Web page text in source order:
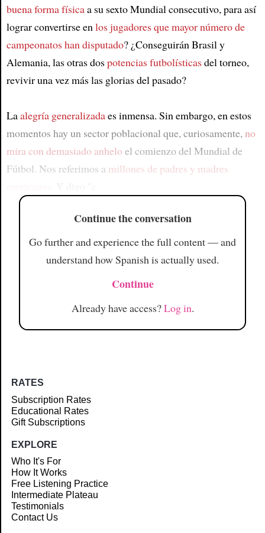
buena forma físicaa su sexto Mundial consecutivo, para así
lograr convertirse enlos jugadores que mayor número de
campeonatos han disputado? ¿Conseguirán Brasil y
Alemania, las otras dospotencias futbolísticasdel torneo,
revivir una vez más las glorias del pasado?
Laalegría generalizadaes inmensa. Sin embargo, en estos
momentos hay un sector poblacional que, curiosamente,no
mira con demasiado anhelo el comienzo del Mundial de
Fútbol. Nos referimos a millones de padres y madres
Continue the conversation
Go further and experience the full content — and
understand how Spanish is actually used.
Continue
Already have access?Log in.
RATES
Subscription Rates
Educational Rates
Gift Subscriptions
EXPLORE
Who It's For
How It Works
Free Listening Practice
Intermediate Plateau
Testimonials
Contact Us